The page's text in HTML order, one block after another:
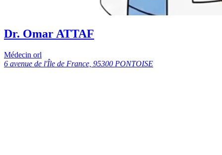
Dr. Omar ATTAF
Médecin orl
6 avenue de l'Île de France, 95300 PONTOISE